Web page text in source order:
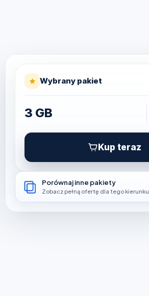
Wybrany pakiet
3 GB
Kup teraz
Porównaj inne pakiety
Zobacz pełną ofertę dla tego kierunku